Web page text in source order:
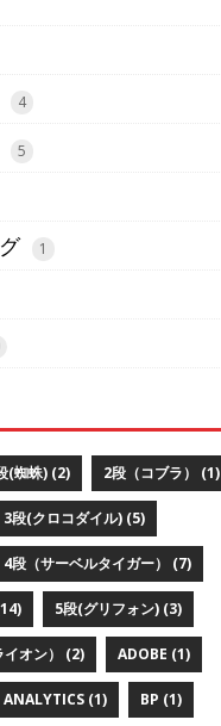
4
5
1
(蜘蛛) (2) 2段（コブラ） (1)
3段(クロコダイル) (5)
4段（サーベルタイガー） (7)
5段(グリフォン) (3)
イオン） (2) ADOBE (1)
ANALYTICS (1) BP (1)